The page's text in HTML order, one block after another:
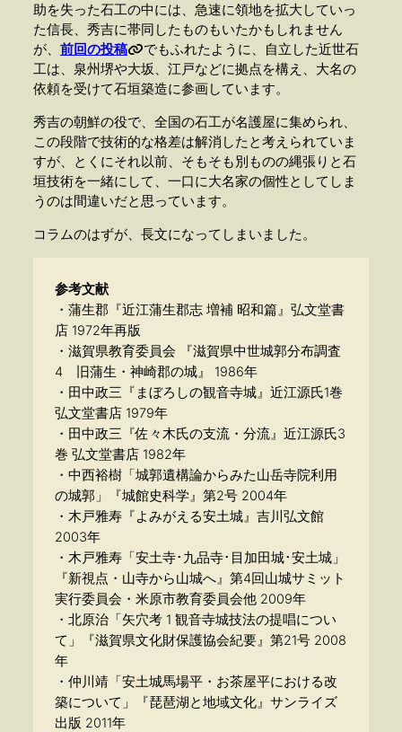
助を失った石工の中には、急速に領地を拡大していっ
た信長、秀吉に帯同したものもいたかもしれません
が、 前回の投稿
でもふれたように、自立した近世石
工は、泉州堺や大坂、江戸などに拠点を構え、大名の
依頼を受けて石垣築造に参画しています。
秀吉の朝鮮の役で、全国の石工が名護屋に集められ、
この段階で技術的な格差は解消したと考えられていま
すが、とくにそれ以前、そもそも別ものの縄張りと石
垣技術を一緒にして、一口に大名家の個性としてしま
うのは間違いだと思っています。
コラムのはずが、長文になってしまいました。
参考文献
・蒲生郡『近江蒲生郡志 増補 昭和篇』弘文堂書
店 1972年再版
・滋賀県教育委員会 『滋賀県中世城郭分布調査
4 旧蒲生・神崎郡の城』 1986年
・田中政三『まぼろしの観音寺城』近江源氏1巻
弘文堂書店 1979年
・田中政三『佐々木氏の支流・分流』近江源氏3
巻 弘文堂書店 1982年
・中西裕樹「城郭遺構論からみた山岳寺院利用
の城郭」『城館史科学』第2号 2004年
・木戸雅寿『よみがえる安土城』吉川弘文館
2003年
・木戸雅寿「安土寺･九品寺･目加田城･安土城」
『新視点・山寺から山城へ』第4回山城サミット
実行委員会・米原市教育委員会他 2009年
・北原治「矢穴考 1 観音寺城技法の提唱につい
て」『滋賀県文化財保護協会紀要』第21号 2008
年
・仲川靖「安土城馬場平・お茶屋平における改
築について」『琵琶湖と地域文化』サンライズ
出版 2011年